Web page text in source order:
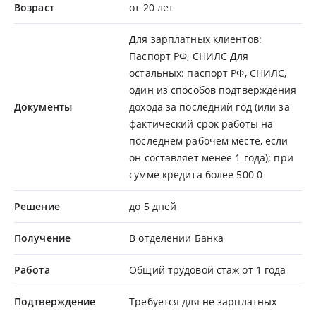
Возраст от 20 лет
Документы
Для зарплатных клиентов:
Паспорт РФ, СНИЛС Для
остальных: паспорт РФ, СНИЛС,
один из способов подтверждения
дохода за последний год (или за
фактический срок работы на
последнем рабочем месте, если
он составляет менее 1 года); при
сумме кредита более 500 0
Решение до 5 дней
Получение В отделении Банка
Работа Общий трудовой стаж от 1 года
Подтверждение
Требуется для не зарплатных